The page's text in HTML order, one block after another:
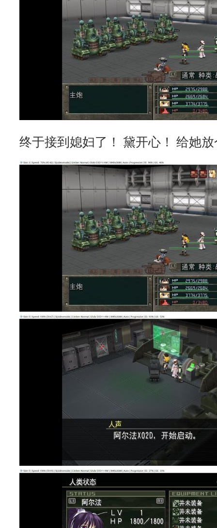
终于接到媳妇了！ 黛开心！ 给她